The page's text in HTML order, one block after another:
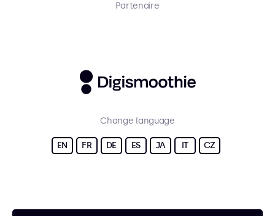
Partenaire
Change language
EN FR DE ES JA IT CZ